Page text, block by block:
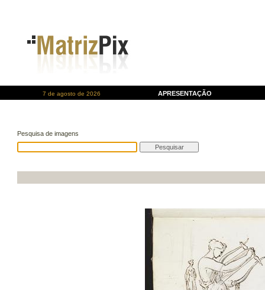
7 de agosto de 2026 APRESENTAÇÃO
Pesquisa de imagens